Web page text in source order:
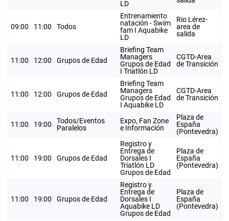
LD
09:00 11:00 Todos
Entrenamiento
natación - Swim
fam I Aquabike
LD
Rio Lérez-
area de
salida
11:00 12:00 Grupos de Edad
Briefing Team
Managers
Grupos de Edad
I Triatlón LD
CGTD-Area
de Transición
11:00 12:00 Grupos de Edad
Briefing Team
Managers
Grupos de Edad
I Aquabike LD
CGTD-Area
de Transición
11:00 19:00
Todos/Eventos
Paralelos
Expo, Fan Zone
e Información
Plaza de
España
(Pontevedra)
11:00 19:00 Grupos de Edad
Registro y
Entrega de
Dorsales I
Triatlón LD
Grupos de Edad
Plaza de
España
(Pontevedra)
11:00 19:00 Grupos de Edad
Registro y
Entrega de
Dorsales I
Aquabike LD
Grupos de Edad
Plaza de
España
(Pontevedra)